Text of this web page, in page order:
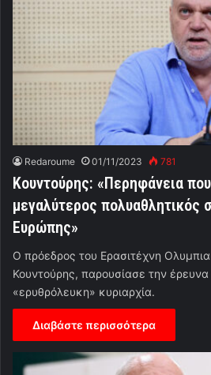
Redaroume 01/11/2023 781
Κουντούρης: «Περηφάνεια
μεγαλύτερος πολυαθλητικός
Ευρώπης»
Ο πρόεδρος του Ερασιτέχνη
Κουντούρης, παρουσίασε την έρευνα
«ερυθρόλευκη» κυριαρχία.
Διαβάστε περισσότερα